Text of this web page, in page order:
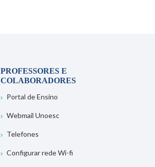
PROFESSORES E
COLABORADORES
Portal de Ensino
Webmail Unoesc
Telefones
Configurar rede Wi-fi